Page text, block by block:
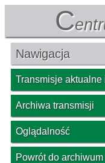
C
Nawigacja
Transmisje
Archiwa transmisji
Oglądalność
Powrót do